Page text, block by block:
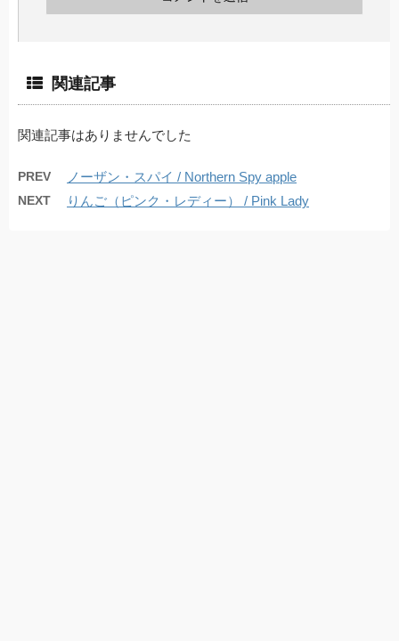
関連記事
関連記事はありませんでした
PREV ノーザン・スパイ / Northern Spy apple
NEXT りんご（ピンク・レディー） / Pink Lady